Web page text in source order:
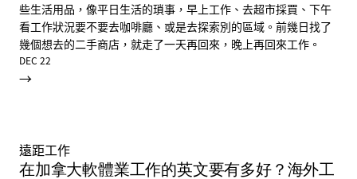
些生活用品，像平日生活的瑣事，早上工作、去超市採買、下午
看工作狀況要不要去咖啡廳、或是去探索別的區域。前幾日找了
幾個想去的二手商店，就走了一天再回來，晚上再回來工作。
DEC 22
→
遠距工作
在加拿大軟體業工作的英文要有多好？海外工